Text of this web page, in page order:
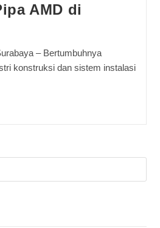
AMD di
– Bertumbuhnya
konstruksi dan sistem instalasi